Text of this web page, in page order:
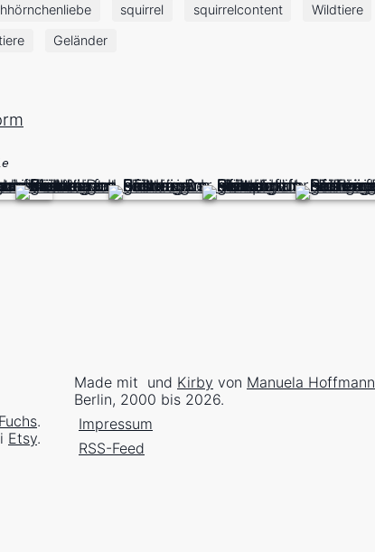
squirrel squirrelcontent Wildtiere
Geländer
.
Etsy.
Made mit und Kirby von Manuela Hoffmann
Berlin, 2000 bis 2026.
Impressum
RSS-Feed